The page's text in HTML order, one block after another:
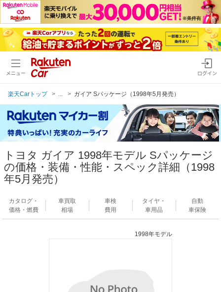
メニュー ログイン
楽天Carトップ ガイア Sパッケージ（1998年5月発売）
トヨタ ガイア 1998年モデル Sパッケージ
の価格・装備・性能・スペック詳細（1998
年5月発売）
カタログ・
価格・燃費
車買取
相場
車検
費用
タイヤ・
車用品
自動
車保険
1998年モデル